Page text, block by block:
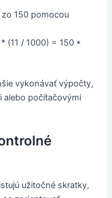
150 pomocou
(11 / 1000) = 150 *
vykonávať výpočty,
alebo počítačovými
užitočné skratky,